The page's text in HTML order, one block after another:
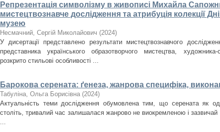
Репрезентація символізму в живописі Михайла
мистецтвознавче дослідження та атрибуція колекції
музею
Несмачний, Сергій Миколайович (2024)
У дисертації представлено результати мистецтвознавчого
представника українського образотворчого мистецтва,
розкрито стильові особливості ...
Барокова серената: ґенеза, жанрова специфіка,
Табуліна, Ольга Борисівна (2024)
Актуальність теми дослідження обумовлена тим, що серената як
століть, тривалий час залишалася жанрово не виокремленою і зазвичай
...